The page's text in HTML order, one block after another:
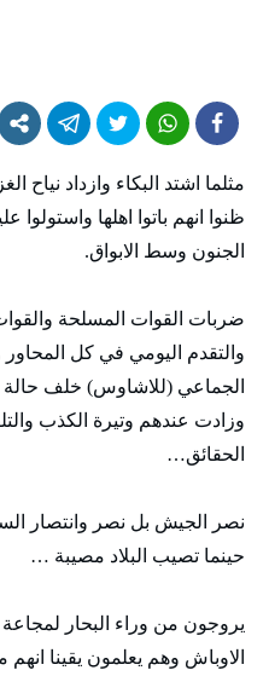
مثلما اشتد البكاء وازداد نياح
ظنوا انهم باتوا اهلها واستولوا
الجنون وسط الابواق.
ضربات القوات المسلحة
والتقدم اليومي في كل المحاور
الجماعي (للاشاوس) خلف حالة
وزادت عندهم وتيرة الكذب
الحقائق…
نصر الجيش بل نصر وانتصار
حينما تصيب البلاد مصيبة …
يروجون من وراء البحار
الاوباش وهم يعلمون يقينا